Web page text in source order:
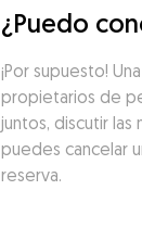
¿Puedo
¡Por supuesto!
propietarios de
juntos, discutir
puedes cancelar
reserva.